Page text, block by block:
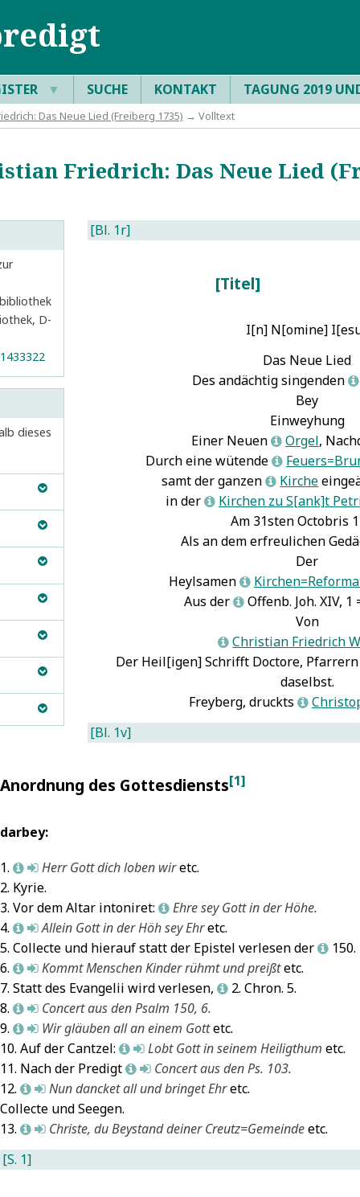
▼ SUCHE KONTAKT TAGUNG 2019
Das Neue Lied (Freiberg 1735) → Volltext
Friedrich: Das Neue Lied
D-
dieses
B
Aristoteles
Polen 7
7
7
Cajetan,
7
Delila 7
Gelasius I.
Hardouin,
7
Herberger,
7
Hieronymus
Prag 7
Hus, Jan 7
Jabin 7
Jael 7
Jeremia
Jesaja
7
Johannes
7
Johannes
7
B
Freiberg,
7
B
Deutschland
Frankreich
Freiberg,
7
Freiberg,
7
7
Jerusalem
Jerusalem,
7
Lyon 7
Niederlande 7
Oxford 7
Polen 7
Sachsen 7
Savoyen 7
Tyrus 7
Ulm,
7
Ägypten
7
B
Konzil
1517:
Konzil
7
1733–
7
legendär:
der
das
B
Duo
7
Cyprianus,
7
Dreßdnisches
7
Hardouin,
(1714)
(1714) 7
Mabillon,
1
B
hier 7
7
Anonym:
danke
7
Anonym:
her
mir,
7
Anonym:
und
7
Beyer,
B
[Bl. 1r]
Titel
I[n] N[omine]
Das Neue Lied
Des andächtig singenden L
Bey
Einweyhung
Einer Neuen L Orgel,
Durch eine wütende L
samt der ganzenL Kirche
in der L Kirchen zu S[ank]t
Am 31sten Octobris
Als an dem erfreulichen
Der
Heylsamen L
Aus der LOffenb. Joh. XIV, 1
Von
L Christian Friedrich
Der Heil[igen] Schrifft Doctore,
daselbst.
Freyberg, druckts L
[Bl. 1v]
Anordnung des Gottesdiensts[1]
darbey:
1. L M Herr Gott dich loben wiretc.
2. Kyrie.
3. Vor dem Altar intoniret: L Ehre sey Gott in der Höhe.
4. L M Allein Gott in der Höh sey Ehretc.
5. Collecte und hierauf statt der Epistel verlesen der L 150.
6. L M Kommt Menschen Kinder rühmt und preißtetc.
7. Statt des Evangelii wird verlesen, L 2. Chron. 5.
8. L M Concert aus den Psalm 150, 6.
9. L M Wir gläuben all an einem Gottetc.
10. Auf der Cantzel: L M Lobt Gott in seinem Heiligthum etc.
11. Nach der Predigt L M Concert aus den Ps. 103.
12. L M Nun dancket all und bringet Ehretc.
Collecte und Seegen.
13. L M Christe, du Beystand deiner Creutz=Gemeindeetc.
[S. 1]